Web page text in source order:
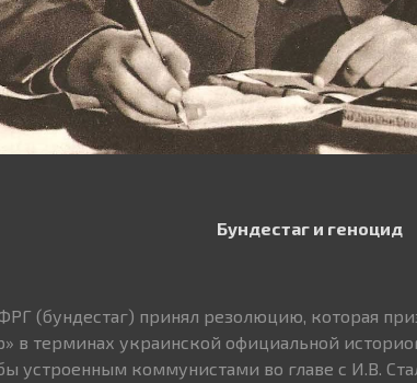
Бундестаг и геноцид
(бундестаг) принял резолюцию, которая
в терминах украинской официальной
устроенным коммунистами во главе с И.В.